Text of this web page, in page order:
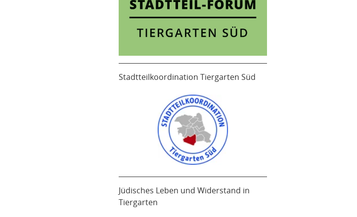
Stadtteilkoordination Tiergarten Süd
Jüdisches Leben und Widerstand in
Tiergarten